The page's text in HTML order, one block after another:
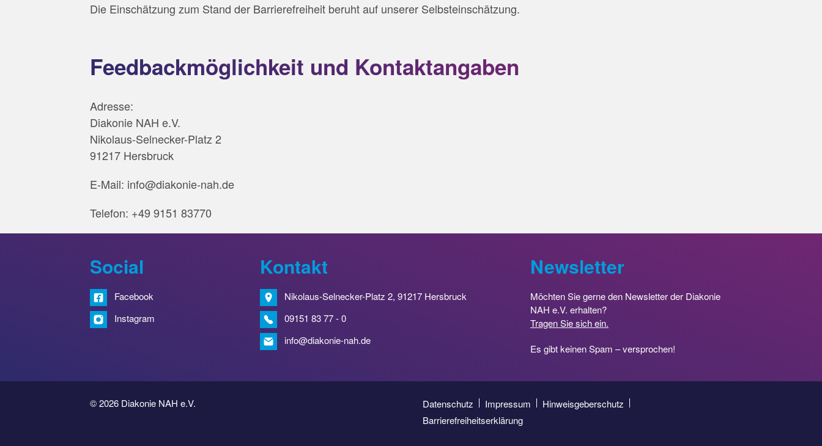
Die Einschätzung zum Stand der Barrierefreiheit beruht auf unserer Selbsteinschätzung.
Feedbackmöglichkeit und Kontaktangaben
Adresse:
Diakonie NAH e.V.
Nikolaus-Selnecker-Platz 2
91217 Hersbruck
E-Mail: info@diakonie-nah.de
Telefon: +49 9151 83770
Social
Facebook
Instagram
Kontakt
Nikolaus-Selnecker-Platz 2, 91217 Hersbruck
09151 83 77 - 0
info@diakonie-nah.de
Newsletter
Möchten Sie gerne den Newsletter der Diakonie
NAH e.V. erhalten?
Tragen Sie sich ein.
Es gibt keinen Spam – versprochen!
© 2026 Diakonie NAH e.V. Datenschutz Impressum
Hinweisgeberschutz
Barrierefreiheitserklärung